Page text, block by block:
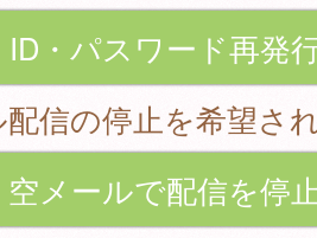
ID・パスワード再発
配信の停止を希望さ
空メールで配信を停